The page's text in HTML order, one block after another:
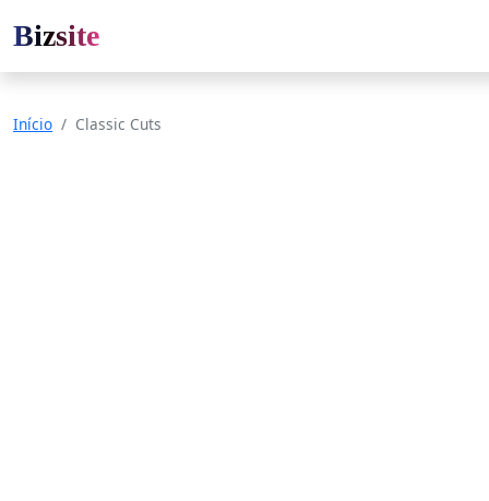
Bizsite
Início Classic Cuts